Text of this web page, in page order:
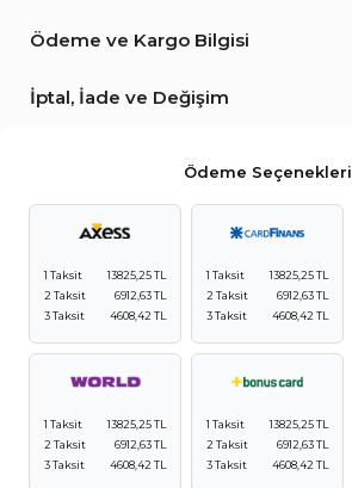
Ödeme ve Kargo Bilgisi
İptal, İade ve Değişim
Ödeme Seçenekleri
1 Taksit
13825,25 TL
2 Taksit
6912,63 TL
3 Taksit
4608,42 TL
1 Taksit
13825,25 TL
2 Taksit
6912,63 TL
3 Taksit
4608,42 TL
1 Taksit
13825,25 TL
2 Taksit
6912,63 TL
3 Taksit
4608,42 TL
1 Taksit
13825,25 TL
2 Taksit
6912,63 TL
3 Taksit
4608,42 TL